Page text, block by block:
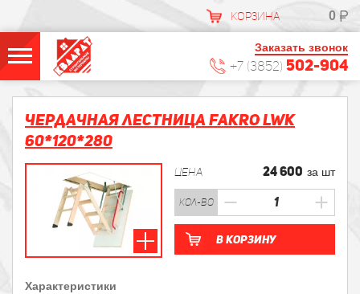
КОРЗИНА 0
Заказать звонок
+7 (3852) 502-904
Чердачная лестница FAKRO LWK
60*120*280
ЦЕНА 24 600 за шт
кол-во
В корзину
Характеристики